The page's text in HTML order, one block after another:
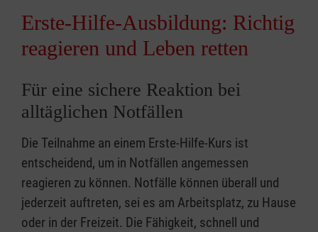
Erste-Hilfe-Ausbildung: Richtig
reagieren und Leben retten
Für eine sichere Reaktion bei
alltäglichen Notfällen
Die Teilnahme an einem Erste-Hilfe-Kurs ist
entscheidend, um in Notfällen angemessen
reagieren zu können. Notfälle können überall und
jederzeit auftreten, sei es am Arbeitsplatz, zu Hause
oder in der Freizeit. Die Fähigkeit, schnell und